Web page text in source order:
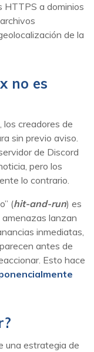
HTTPS a dominios
de la
no es
los creadores de
sin previo aviso.
de Discord
pero los
lo contrario.
(hit-and-run) es
lanzan
inmediatas,
antes de
Esto hace
una estrategia de